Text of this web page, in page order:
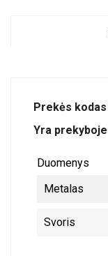
Prekės kodas
Yra prekyboje
Duomenys
Metalas
Svoris